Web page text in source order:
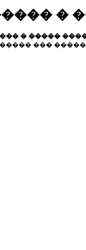
�
� �����
���